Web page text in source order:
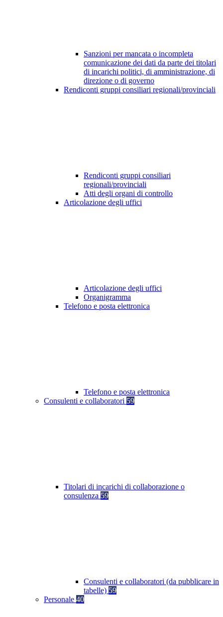
Sanzioni per mancata o incompleta
comunicazione dei dati da parte dei titolari
di incarichi politici, di amministrazione, di
direzione o di governo
Rendiconti gruppi consiliari regionali/provinciali
Rendiconti gruppi consiliari
regionali/provinciali
Atti degli organi di controllo
Articolazione degli uffici
Articolazione degli uffici
Organigramma
Telefono e posta elettronica
Telefono e posta elettronica
Consulenti e collaboratori 59
Titolari di incarichi di collaborazione o
consulenza 59
Consulenti e collaboratori (da pubblicare in
tabelle) 59
Personale 40